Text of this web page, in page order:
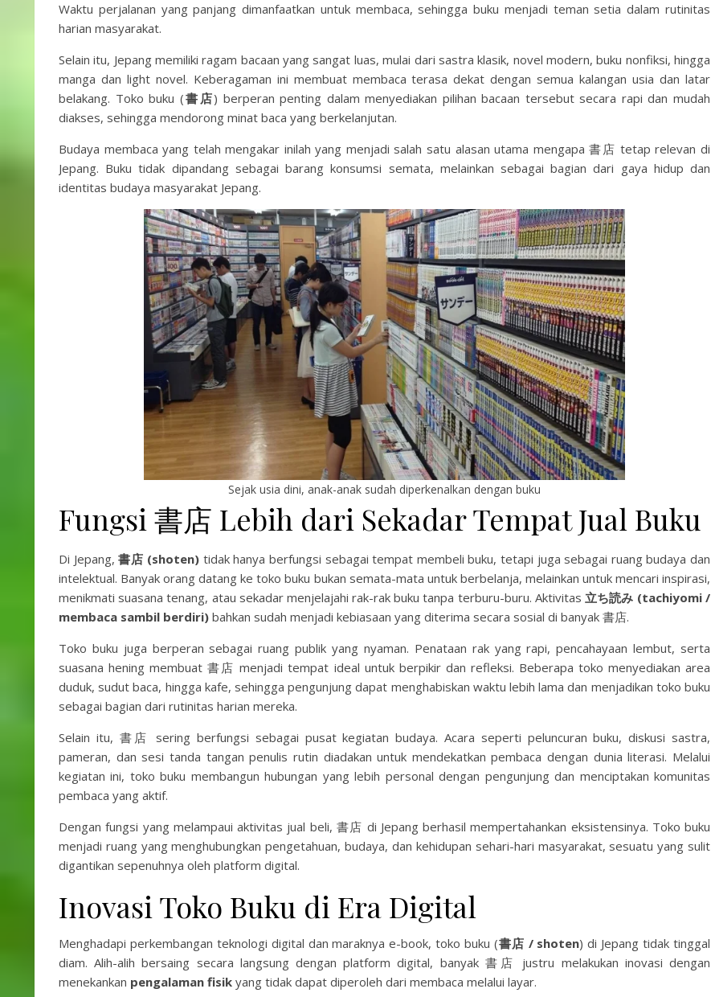
Waktu perjalanan yang panjang dimanfaatkan untuk membaca, sehingga buku menjadi teman setia dalam rutinitas
harian masyarakat.
Selain itu, Jepang memiliki ragam bacaan yang sangat luas, mulai dari sastra klasik, novel modern, buku nonfiksi, hingga
manga dan light novel. Keberagaman ini membuat membaca terasa dekat dengan semua kalangan usia dan latar
belakang. Toko buku (書店) berperan penting dalam menyediakan pilihan bacaan tersebut secara rapi dan mudah
diakses, sehingga mendorong minat baca yang berkelanjutan.
Budaya membaca yang telah mengakar inilah yang menjadi salah satu alasan utama mengapa 書店 tetap relevan di
Jepang. Buku tidak dipandang sebagai barang konsumsi semata, melainkan sebagai bagian dari gaya hidup dan
identitas budaya masyarakat Jepang.
Sejak usia dini, anak-anak sudah diperkenalkan dengan buku
Fungsi 書店 Lebih dari Sekadar Tempat Jual Buku
Di Jepang,書店 (shoten) tidak hanya berfungsi sebagai tempat membeli buku, tetapi juga sebagai ruang budaya dan
intelektual. Banyak orang datang ke toko buku bukan semata-mata untuk berbelanja, melainkan untuk mencari inspirasi,
menikmati suasana tenang, atau sekadar menjelajahi rak-rak buku tanpa terburu-buru. Aktivitas 立ち読み (tachiyomi /
membaca sambil berdiri) bahkan sudah menjadi kebiasaan yang diterima secara sosial di banyak 書店.
Toko buku juga berperan sebagai ruang publik yang nyaman. Penataan rak yang rapi, pencahayaan lembut, serta
suasana hening membuat 書店 menjadi tempat ideal untuk berpikir dan refleksi. Beberapa toko menyediakan area
duduk, sudut baca, hingga kafe, sehingga pengunjung dapat menghabiskan waktu lebih lama dan menjadikan toko buku
sebagai bagian dari rutinitas harian mereka.
Selain itu, 書店 sering berfungsi sebagai pusat kegiatan budaya. Acara seperti peluncuran buku, diskusi sastra,
pameran, dan sesi tanda tangan penulis rutin diadakan untuk mendekatkan pembaca dengan dunia literasi. Melalui
kegiatan ini, toko buku membangun hubungan yang lebih personal dengan pengunjung dan menciptakan komunitas
pembaca yang aktif.
Dengan fungsi yang melampaui aktivitas jual beli, 書店 di Jepang berhasil mempertahankan eksistensinya. Toko buku
menjadi ruang yang menghubungkan pengetahuan, budaya, dan kehidupan sehari-hari masyarakat, sesuatu yang sulit
digantikan sepenuhnya oleh platform digital.
Inovasi Toko Buku di Era Digital
Menghadapi perkembangan teknologi digital dan maraknya e-book, toko buku (書店 / shoten) di Jepang tidak tinggal
diam. Alih-alih bersaing secara langsung dengan platform digital, banyak 書店 justru melakukan inovasi dengan
menekankan pengalaman fisik yang tidak dapat diperoleh dari membaca melalui layar.